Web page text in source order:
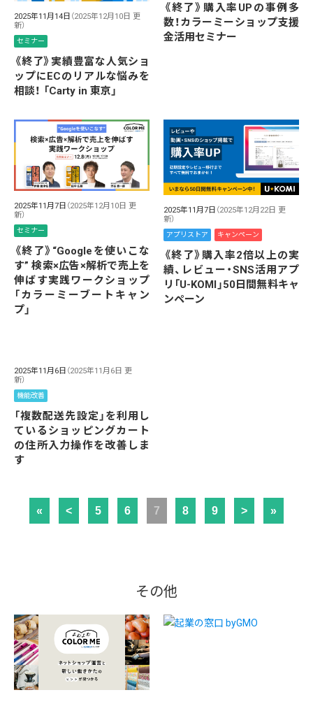
2025年11月14日 （2025年12月10日 更
新）
セミナー
《終了》実績豊富な人気ショ
ップにECのリアルな悩みを
相談！ 「Carty in 東京」
《終了》購入率UPの事例多
数！カラーミーショップ支援
金活用セミナー
2025年11月7日 （2025年12月10日 更
新）
セミナー
《終了》“Googleを使いこな
す” 検索×広告×解析で売上を
伸ばす実践ワークショップ
「カラーミーブートキャン
プ」
2025年11月7日 （2025年12月22日 更
新）
アプリストア キャンペーン
《終了》購入率2倍以上の実
績、レビュー・SNS活用アプ
リ「U-KOMI」50日間無料キャ
ンペーン
2025年11月6日 （2025年11月6日 更
新）
機能改善
「複数配送先設定」を利用し
ているショッピングカート
の住所入力操作を改善しま
す
« < 5 6 7 8 9 > »
その他